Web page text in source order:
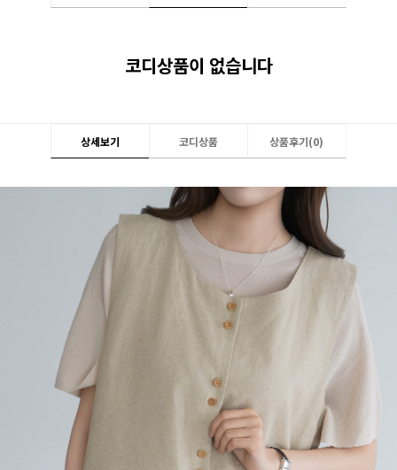
코디상품이 없습니다
상세보기 코디상품 상품후기(0)